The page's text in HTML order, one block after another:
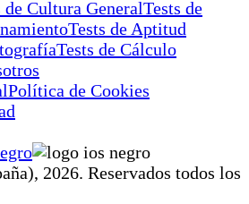
de Cultura GeneralTests de
Tests de Aptitud
Tests de Cálculo
Política de Cookies
2026. Reservados todos los